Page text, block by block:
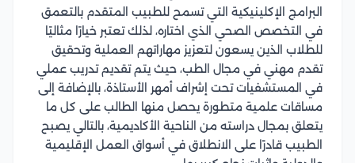
البرامج الإكلينيكية التي تسمح للطبيب المتقدم بالتعمق
في التخصص الصحي الذي اختاره، لذلك تعتبر خيارًا مثاليًا
للطلاب الذين يسعون لتعزيز مهاراتهم العملية وتحقيق
تقدم مهني في مجال الطب، حيث يتم تقديم تدريب عملي
في المستشفيات تحت إشراف أمهر الأستاذة، بالإضافة إلى
مساقات علمية متطورة يحصل منها الطالب على كل ما
يتعلق بمجال دراسته من الناحية الأكاديمية، بالتالي يصبح
الطبيب قادرًا على الانطلاق في أسواق العمل الإقليمية